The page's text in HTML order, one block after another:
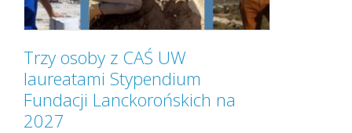
Trzy osoby z CAŚ UW
laureatami Stypendium
Fundacji Lanckorońskich na
2027